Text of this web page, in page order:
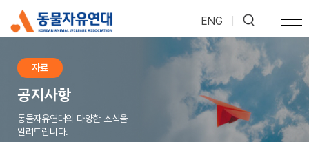
ENG
자료
공지사항
동물자유연대의 다양한 소식을
알려드립니다.